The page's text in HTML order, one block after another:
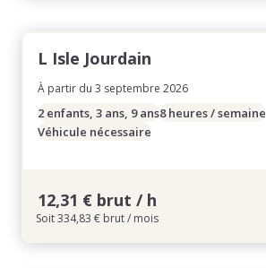
L Isle Jourdain
À partir du 3 septembre 2026
2 enfants, 3 ans, 9 ans8 heures / semaine
Véhicule nécessaire
12,31 € brut / h
Soit 334,83 € brut / mois